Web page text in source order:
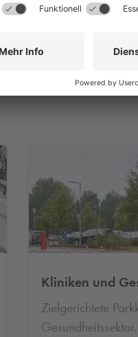
Kliniken und
Zielgerichtete
Gesundheitssektor.